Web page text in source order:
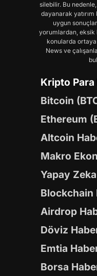
silebilir. Bu
dayanarak
uygun
yorumlardan, eksik
konularda
News ve
Kripto
Bitcoin
Ethereum
Altcoin
Makro
Yapay
Blockchain
Airdrop
Döviz
Emtia
Borsa